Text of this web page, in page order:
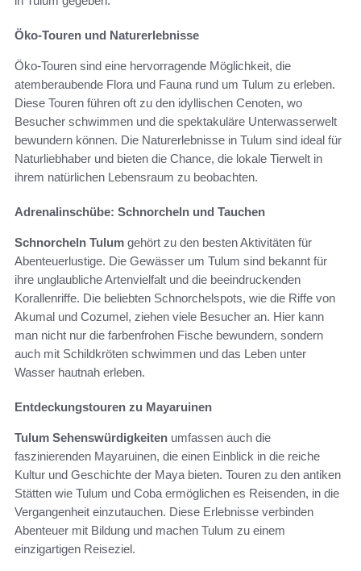
Öko-Touren und Naturerlebnisse
Öko-Touren sind eine hervorragende Möglichkeit, die
atemberaubende Flora und Fauna rund um Tulum zu erleben.
Diese Touren führen oft zu den idyllischen Cenoten, wo
Besucher schwimmen und die spektakuläre Unterwasserwelt
bewundern können. Die Naturerlebnisse in Tulum sind ideal für
Naturliebhaber und bieten die Chance, die lokale Tierwelt in
ihrem natürlichen Lebensraum zu beobachten.
Adrenalinschübe: Schnorcheln und Tauchen
Schnorcheln Tulum gehört zu den besten Aktivitäten für
Abenteuerlustige. Die Gewässer um Tulum sind bekannt für
ihre unglaubliche Artenvielfalt und die beeindruckenden
Korallenriffe. Die beliebten Schnorchelspots, wie die Riffe von
Akumal und Cozumel, ziehen viele Besucher an. Hier kann
man nicht nur die farbenfrohen Fische bewundern, sondern
auch mit Schildkröten schwimmen und das Leben unter
Wasser hautnah erleben.
Entdeckungstouren zu Mayaruinen
Tulum Sehenswürdigkeiten umfassen auch die
faszinierenden Mayaruinen, die einen Einblick in die reiche
Kultur und Geschichte der Maya bieten. Touren zu den antiken
Stätten wie Tulum und Coba ermöglichen es Reisenden, in die
Vergangenheit einzutauchen. Diese Erlebnisse verbinden
Abenteuer mit Bildung und machen Tulum zu einem
einzigartigen Reiseziel.